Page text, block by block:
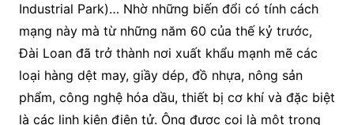
Industrial Park)… Nhờ những biến đổi có tính cách
mạng này mà từ những năm 60 của thế kỷ trước,
Đài Loan đã trở thành nơi xuất khẩu mạnh mẽ các
loại hàng dệt may, giầy dép, đồ nhựa, nông sản
phẩm, công nghệ hóa dầu, thiết bị cơ khí và đặc biệt
là các linh kiện điện tử. Ông được coi là một trong